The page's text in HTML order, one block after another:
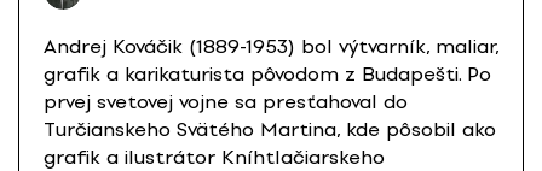
Andrej Kováčik (1889-1953) bol výtvarník, maliar,
grafik a karikaturista pôvodom z Budapešti. Po
prvej svetovej vojne sa presťahoval do
Turčianskeho Svätého Martina, kde pôsobil ako
grafik a ilustrátor Kníhtlačiarskeho